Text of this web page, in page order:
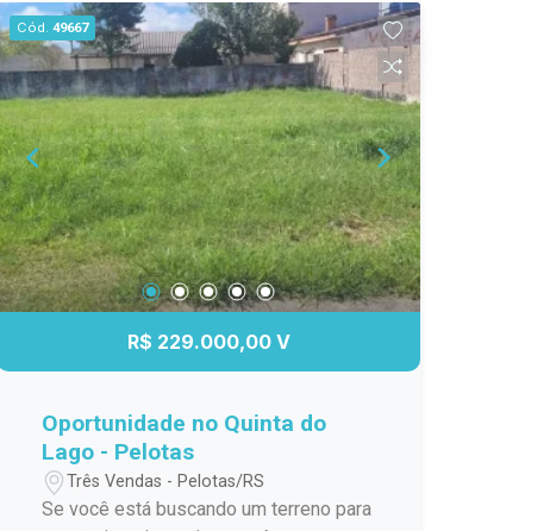
ventilação. Ideal pra quem quer sair do
aluguel ou investir com segurança!
Destaques do imóvel: 2 dormitórios
Frente para a rua Bem iluminado e
arejado Ótima localização no Sítio
Floresta Entre em contato para mais
informações, não perca está
oportunidade!
Cód. 49667
R$ 229.000,00 V
Oportunidade no Quinta do
Lago - Pelotas
Três Vendas - Pelotas/RS
Se você está buscando um terreno para